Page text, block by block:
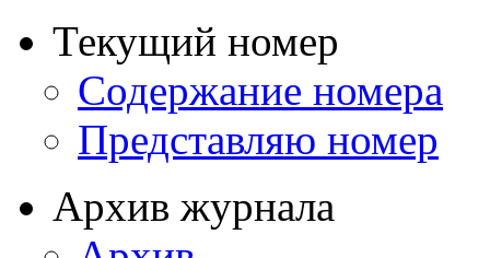
Текущий номер
Содержание номера
Представляю номер
Архив журнала